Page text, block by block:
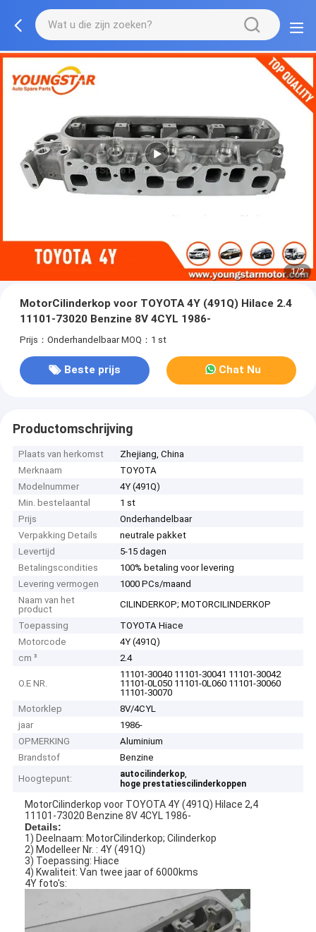
1/2
MotorCilinderkop voor TOYOTA 4Y (491Q) Hilace 2.4
11101-73020 Benzine 8V 4CYL 1986-
Prijs：Onderhandelbaar MOQ：1 st
Beste prijs Chat Nu
Productomschrijving
Plaats van herkomst
Zhejiang, China
Merknaam
TOYOTA
Modelnummer
4Y (491Q)
Min. bestelaantal
1 st
Prijs
Onderhandelbaar
Verpakking Details
neutrale pakket
Levertijd
5-15 dagen
Betalingscondities
100% betaling voor levering
Levering vermogen
1000 PCs/maand
Naam van het
product
CILINDERKOP; MOTORCILINDERKOP
Toepassing
TOYOTA Hiace
Motorcode
4Y (491Q)
cm ³
2.4
O.E NR.
11101-30040 11101-30041 11101-30042
11101-0L050 11101-0L060 11101-30060
11101-30070
Motorklep
8V/4CYL
jaar
1986-
OPMERKING
Aluminium
Brandstof
Benzine
Hoogtepunt:
autocilinderkop,
hoge prestatiescilinderkoppen
MotorCilinderkop voor TOYOTA 4Y (491Q) Hilace 2,4
11101-73020 Benzine 8V 4CYL 1986-
Details:
1) Deelnaam: MotorCilinderkop; Cilinderkop
2) Modelleer Nr. : 4Y (491Q)
3) Toepassing: Hiace
4) Kwaliteit: Van twee jaar of 6000kms
4Y foto's: